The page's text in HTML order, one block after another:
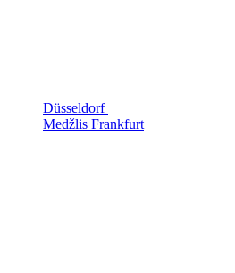
Düsseldorf
Medžlis Frankfurt